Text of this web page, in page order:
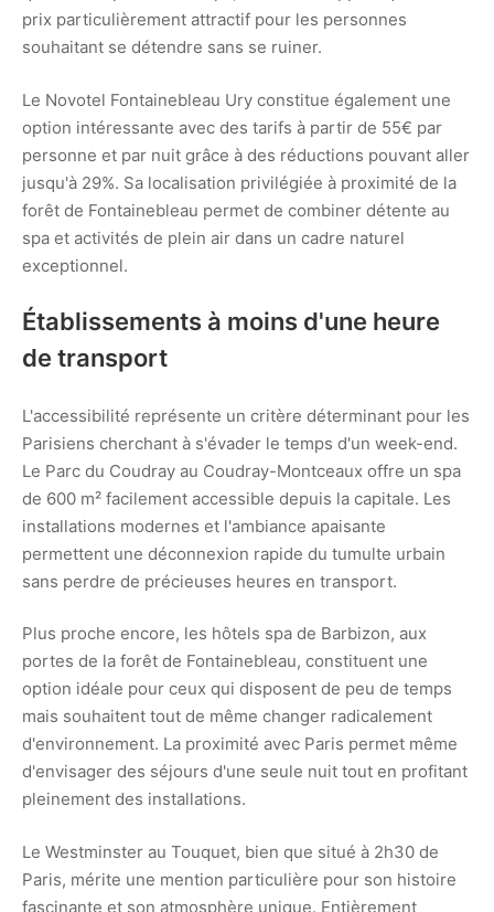
prix particulièrement attractif pour les personnes
souhaitant se détendre sans se ruiner.
Le Novotel Fontainebleau Ury constitue également une
option intéressante avec des tarifs à partir de 55€ par
personne et par nuit grâce à des réductions pouvant aller
jusqu'à 29%. Sa localisation privilégiée à proximité de la
forêt de Fontainebleau permet de combiner détente au
spa et activités de plein air dans un cadre naturel
exceptionnel.
Établissements à moins d'une heure
de transport
L'accessibilité représente un critère déterminant pour les
Parisiens cherchant à s'évader le temps d'un week-end.
Le Parc du Coudray au Coudray-Montceaux offre un spa
de 600 m² facilement accessible depuis la capitale. Les
installations modernes et l'ambiance apaisante
permettent une déconnexion rapide du tumulte urbain
sans perdre de précieuses heures en transport.
Plus proche encore, les hôtels spa de Barbizon, aux
portes de la forêt de Fontainebleau, constituent une
option idéale pour ceux qui disposent de peu de temps
mais souhaitent tout de même changer radicalement
d'environnement. La proximité avec Paris permet même
d'envisager des séjours d'une seule nuit tout en profitant
pleinement des installations.
Le Westminster au Touquet, bien que situé à 2h30 de
Paris, mérite une mention particulière pour son histoire
fascinante et son atmosphère unique. Entièrement